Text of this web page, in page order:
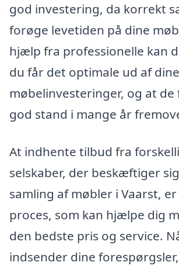
god investering, da korrekt
forøge levetiden på dine
hjælp fra professionelle kan
du får det optimale ud af dine
møbelinvesteringer, og at de
god stand i mange år
At indhente tilbud fra
selskaber, der beskæftiger
samling af møbler i Vaarst,
proces, som kan hjælpe dig
den bedste pris og service.
indsender dine